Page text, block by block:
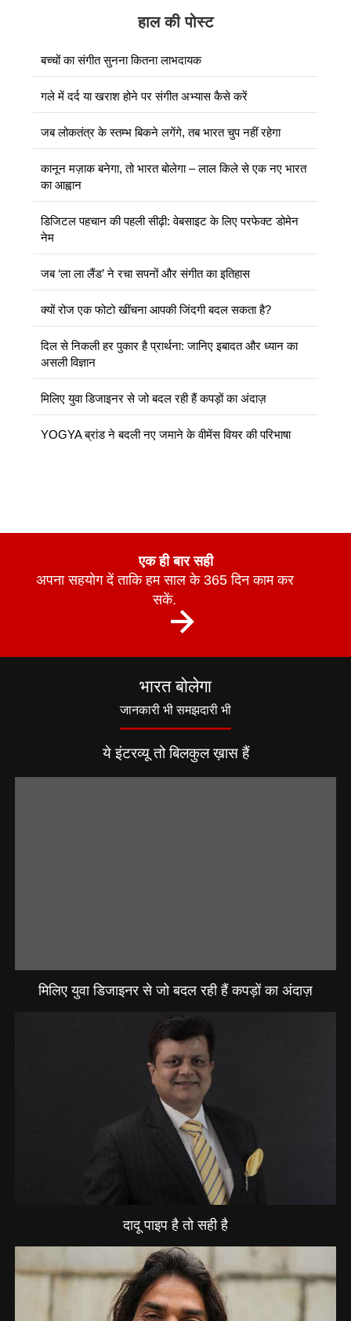
हाल की पोस्ट
बच्चों का संगीत सुनना कितना लाभदायक
गले में दर्द या खराश होने पर संगीत अभ्यास कैसे करें
जब लोकतंत्र के स्तम्भ बिकने लगेंगे, तब भारत चुप नहीं रहेगा
कानून मज़ाक बनेगा, तो भारत बोलेगा – लाल किले से एक नए भारत
का आह्वान
डिजिटल पहचान की पहली सीढ़ी: वेबसाइट के लिए परफेक्ट डोमेन
नेम
जब ‘ला ला लैंड’ ने रचा सपनों और संगीत का इतिहास
क्यों रोज एक फोटो खींचना आपकी जिंदगी बदल सकता है?
दिल से निकली हर पुकार है प्रार्थना: जानिए इबादत और ध्यान का
असली विज्ञान
मिलिए युवा डिजाइनर से जो बदल रही हैं कपड़ों का अंदाज़
YOGYA ब्रांड ने बदली नए जमाने के वीमेंस वियर की परिभाषा
एक ही बार सही
अपना सहयोग दें ताकि हम साल के 365 दिन काम कर
सकें.
भारत बोलेगा
जानकारी भी समझदारी भी
ये इंटरव्यू तो बिलकुल ख़ास हैं
मिलिए युवा डिजाइनर से जो बदल रही हैं कपड़ों का अंदाज़
दादू पाइप है तो सही है